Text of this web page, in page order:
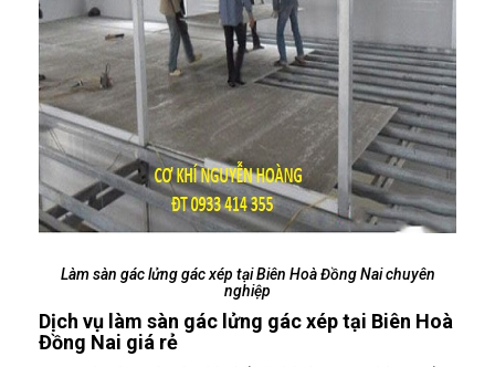
Làm sàn gác lửng gác xép tại Biên Hoà Đồng Nai chuyên
nghiệp
Dịch vụ làm sàn gác lửng gác xép tại Biên Hoà
Đồng Nai giá rẻ